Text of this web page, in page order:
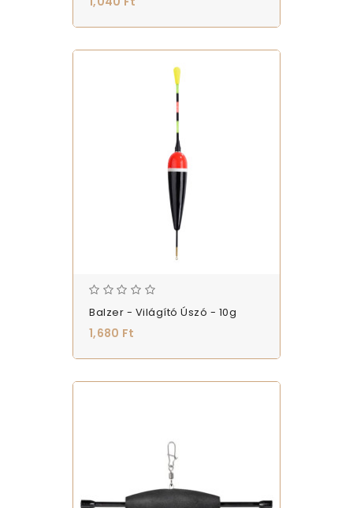
Balzer - Világító Úszó - 10g
1,680 Ft